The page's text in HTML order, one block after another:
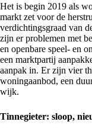
Het is begin 2019 als
markt zet voor de
verdichtingsgraad van
zijn er problemen met
en openbare speel- en
een marktpartij
aanpak in. Er zijn vier
woningaanbod, een
wijk.
Tinnegieter: sloop,